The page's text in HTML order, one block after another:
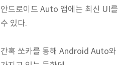
안드로이드 Auto 앱에는 최신 UI
수 있다.
간혹 쏘카를 통해 Android Auto